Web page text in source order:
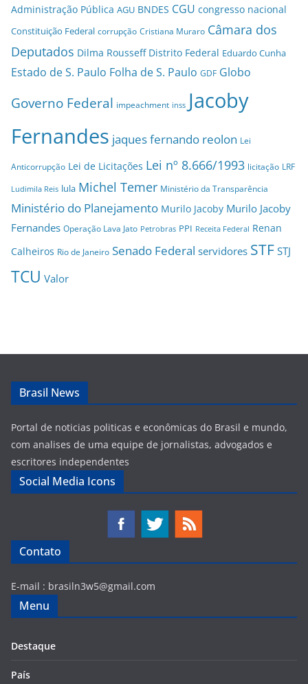
Administração Pública AGU BNDES CGU congresso nacional
Constituição Federal corrupção Cristiana Muraro Câmara dos
Deputados Dilma Rousseff Distrito Federal Eduardo Cunha
Estado de S. Paulo Folha de S. Paulo GDF Globo
Governo Federal impeachment inss Jacoby
Fernandes jaques fernando reolon Lei
Anticorrupção Lei de Licitações Lei nº 8.666/1993 licitação LRF
Ludimila Reis lula Michel Temer Ministério da Transparência
Ministério do Planejamento Murilo Jacoby Murilo Jacoby
Fernandes Operação Lava Jato Petrobras PPI Receita Federal Renan
Calheiros Rio de Janeiro Senado Federal servidores STF STJ
TCU Valor
Brasil News
Portal de noticias politicas e econômicas do Brasil e mundo,
com analises de uma equipe de jornalistas, advogados e
escritores independentes
Social Media Icons
Contato
E-mail : brasiln3w5@gmail.com
Menu
Destaque
País